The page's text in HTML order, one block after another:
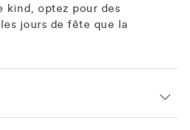
kind, optez pour des
jours de fête que la